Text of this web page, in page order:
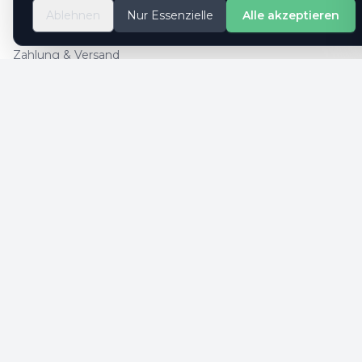
So geht es
Kontaktformular
Zahlung & Versand
Ablehnen Nur Essenzielle Alle akzeptieren